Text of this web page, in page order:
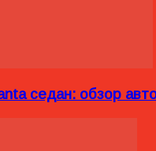
седан: обзор